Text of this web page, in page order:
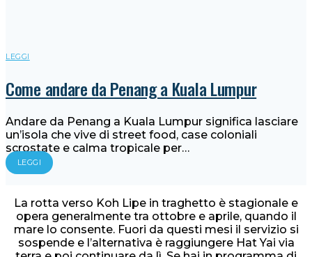
LEGGI
Come andare da Penang a Kuala Lumpur
Andare da Penang a Kuala Lumpur significa lasciare
un’isola che vive di street food, case coloniali
scrostate e calma tropicale per…
LEGGI
La rotta verso Koh Lipe in traghetto è stagionale e
opera generalmente tra ottobre e aprile, quando il
mare lo consente. Fuori da questi mesi il servizio si
sospende e l’alternativa è raggiungere Hat Yai via